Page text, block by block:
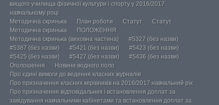
вищого училища фізичної культури і спорту у 2016/2017
навчальному році
Методична скринька
План роботи Статут
Статут
Методична скринька
ПОЛОЖЕННЯ
Методична скринька (виховна частина)
#5327 (без назви)
#5387 (без назви)
#5421 (без назви)
#5423 (без назви)
#5425 (без назви)
#5427 (без назви)
#5436 (без назви)
Оголошення
Новини водного поло
Про єдині вимоги до ведення класних журналів
Про призначення класних керівників на 2016/2017 навчальний рік
Про призначення відповідальних і встановлення доплат за
завідування навчальними кабінетами та встановлення доплат за